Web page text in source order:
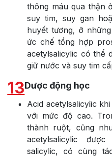
thông máu qua thận
suy tim, suy gan
huyết tương, ở
ức chế tổng hợp
acetylsalicylic có thể
giữ nước và suy tim
13Dược động học
Acid acetylsalicyỉic
với mức độ cao.
thành ruột, cũng
acetylsalicylic
salicylic, có cùng